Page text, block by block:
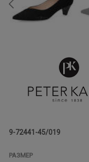
9-72441-45/019
РАЗМЕР